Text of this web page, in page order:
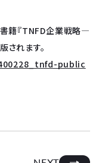
籍『TNFD企業戦略―
されます。
public